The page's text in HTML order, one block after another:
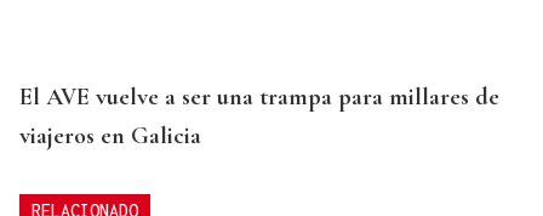
El AVE vuelve a ser una trampa para millares de
viajeros en Galicia
RELACIONADO